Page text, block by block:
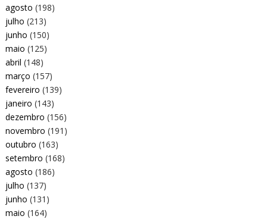
agosto (198)
julho (213)
junho (150)
maio (125)
abril (148)
março (157)
fevereiro (139)
janeiro (143)
dezembro (156)
novembro (191)
outubro (163)
setembro (168)
agosto (186)
julho (137)
junho (131)
maio (164)